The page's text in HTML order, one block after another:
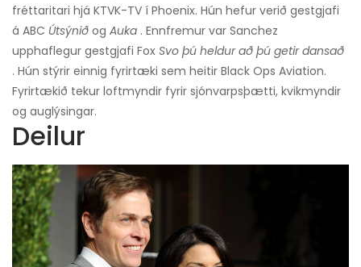
fréttaritari hjá KTVK-TV í Phoenix. Hún hefur verið gestgjafi
á ABC Útsýnið og Auka . Ennfremur var Sanchez
upphaflegur gestgjafi Fox Svo þú heldur að þú getir dansað
. Hún stýrir einnig fyrirtæki sem heitir Black Ops Aviation.
Fyrirtækið tekur loftmyndir fyrir sjónvarpsþætti, kvikmyndir
og auglýsingar.
Deilur